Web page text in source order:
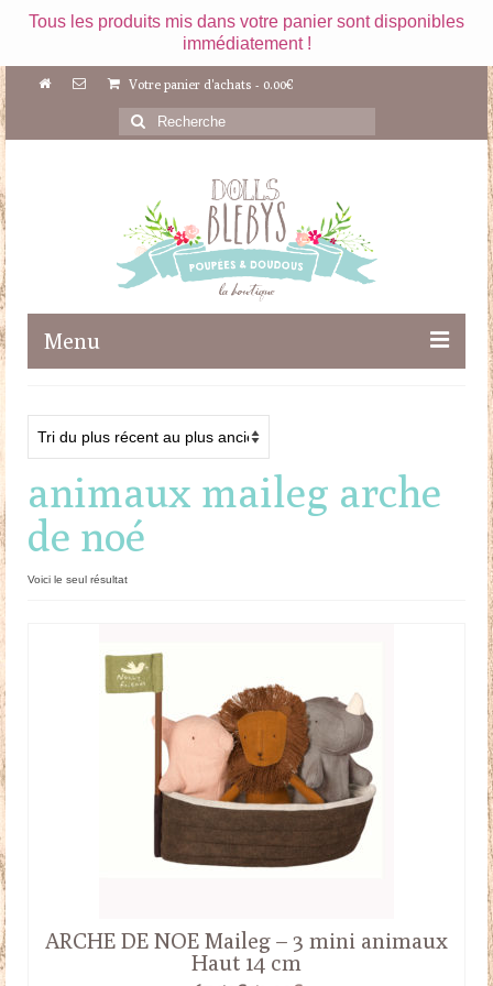
Tous les produits mis dans votre panier sont disponibles
immédiatement !
Votre panier d'achats - 0.00€
Rechercher
:
Menu
Maileg
Poupées
Doudous
Mobilier & Accessoires
Contact
animaux maileg arche
de noé
Voici le seul résultat
ARCHE DE NOE Maileg – 3 mini animaux
Haut 14 cm